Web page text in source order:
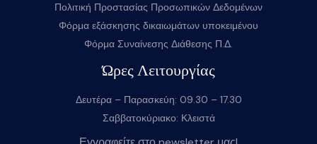
Πολιτική Προστασίας Προσωπικών Δεδομένων
Φόρμα εξάσκησης δικαιωμάτων υποκειμένου
Φόρμα Συναίνεσης Διάθεσης Π.Δ.
Ώρες Λειτουργίας
Δευτέρα – Παρασκεύη: 09.30 – 17.30
Σαββατοκύριακο: Κλειστά